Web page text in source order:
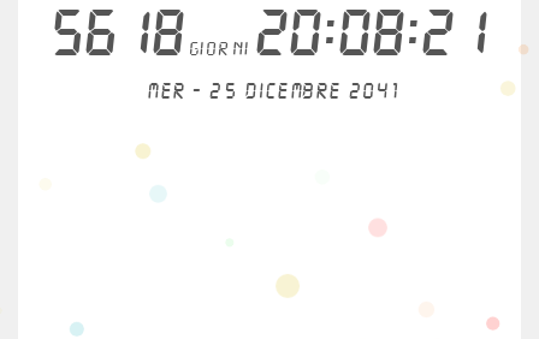
5618giorni20:08:21
Mer - 25 dicembre 2041